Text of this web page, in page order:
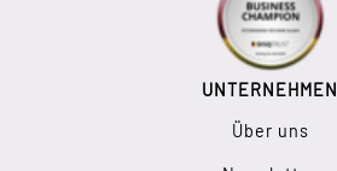
UNTERNEHMEN
Über uns